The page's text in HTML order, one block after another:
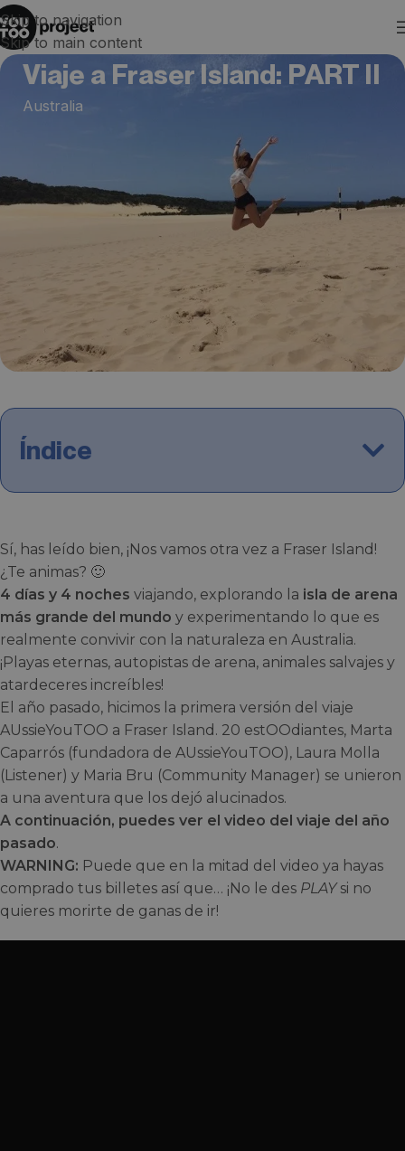
Skip to navigation
Skip to main content
Viaje a Fraser Island: PART II
Australia
Índice
Sí, has leído bien, ¡Nos vamos otra vez a Fraser Island!
¿Te animas? 🙂
4 días y 4 noches viajando, explorando la isla de arena
más grande del mundo y experimentando lo que es
realmente convivir con la naturaleza en Australia.
¡Playas eternas, autopistas de arena, animales salvajes y
atardeceres increíbles!
El año pasado, hicimos la primera versión del viaje
AUssieYouTOO a Fraser Island. 20 estOOdiantes, Marta
Caparrós (fundadora de AUssieYouTOO), Laura Molla
(Listener) y Maria Bru (Community Manager) se unieron
a una aventura que los dejó alucinados.
A continuación, puedes ver el video del viaje del año
pasado.
WARNING: Puede que en la mitad del video ya hayas
comprado tus billetes así que… ¡No le des PLAYsi no
quieres morirte de ganas de ir!